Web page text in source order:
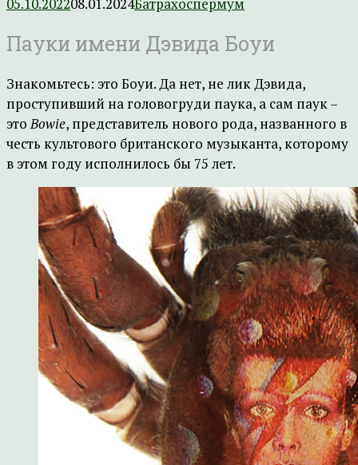
Пауки имени Дэвида Боуи
Знакомьтесь: это Боуи. Да нет, не лик Дэвида,
проступивший на головогруди паука, а сам паук –
этоBowie, представитель нового рода, названного в
честь культового британского музыканта, которому
в этом году исполнилось бы 75 лет.